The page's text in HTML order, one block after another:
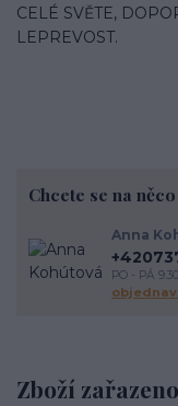
CELÉ SVĚTE,
LEPREVOST.
Zboží
Chcete se na
Anna
PO - PÁ